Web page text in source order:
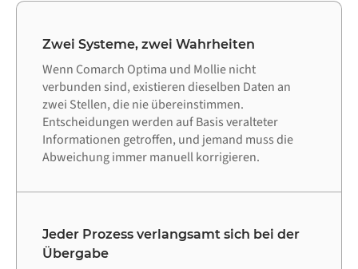
Zwei Systeme, zwei Wahrheiten
Wenn Comarch Optima und Mollie nicht
verbunden sind, existieren dieselben Daten an
zwei Stellen, die nie übereinstimmen.
Entscheidungen werden auf Basis veralteter
Informationen getroffen, und jemand muss die
Abweichung immer manuell korrigieren.
Jeder Prozess verlangsamt sich bei der
Übergabe